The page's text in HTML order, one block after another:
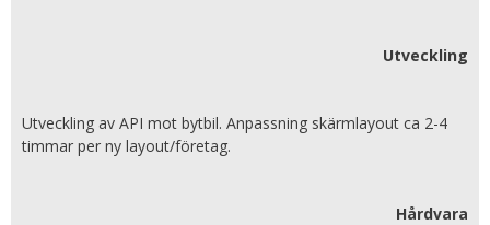
Utveckling
Utveckling av API mot bytbil. Anpassning skärmlayout ca 2-4
timmar per ny layout/företag.
Hårdvara